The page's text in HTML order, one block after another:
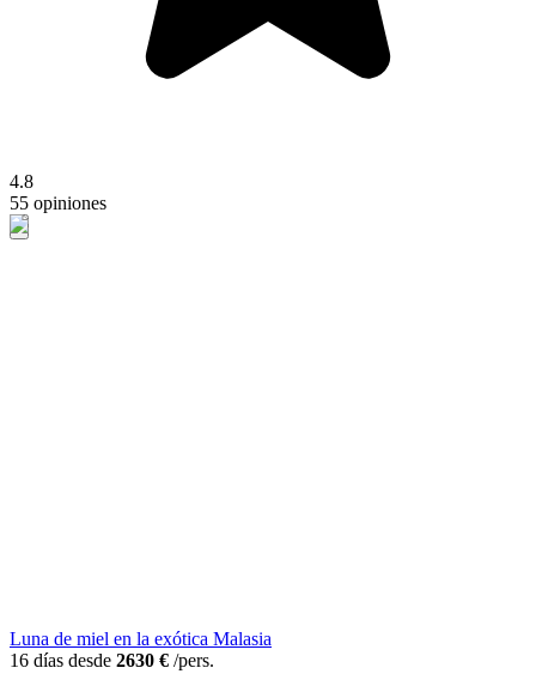
4.8
55 opiniones
Luna de miel en la exótica Malasia
16 días desde 2630 € /pers.